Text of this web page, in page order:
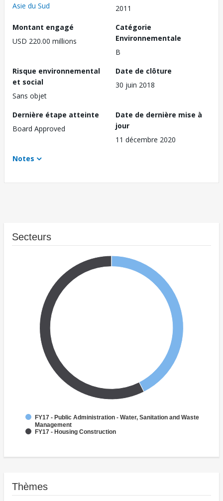
Asie du Sud
2011
Montant engagé
USD 220.00 millions
Catégorie
Environnementale
B
Risque environnemental
et social
Sans objet
Date de clôture
30 juin 2018
Dernière étape atteinte
Board Approved
Date de dernière mise à
jour
11 décembre 2020
Notes
Secteurs
FY17 - Public Administration - Water, Sanitation and Waste
Management
FY17 - Housing Construction
Thèmes